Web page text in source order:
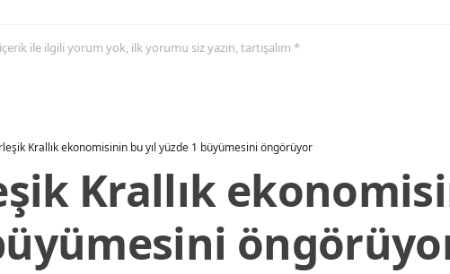
ile ilgili yorum yok, ilk yorumu siz yazın, tartışalım *
Krallık ekonomisinin bu yıl yüzde 1 büyümesini öngörüyor
Krallık